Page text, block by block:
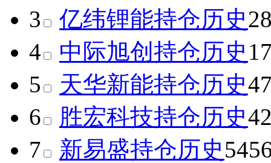
3
亿纬锂能持仓历史
4
中际旭创持仓历史
5
天华新能持仓历史
6
胜宏科技持仓历史
7
新易盛持仓历史